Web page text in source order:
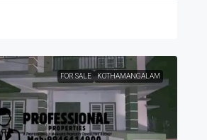
FOR SALE KOTHAMANGALAM